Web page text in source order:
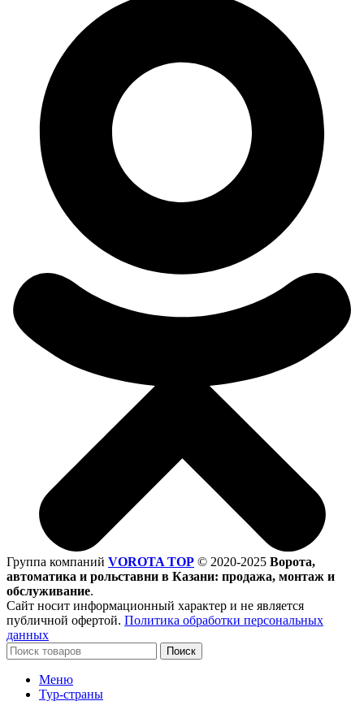
Группа компаний VOROTA TOP © 2020-2025 Ворота,
автоматика и рольставни в Казани: продажа, монтаж и
обслуживание.
Сайт носит информационный характер и не является
публичной офертой. Политика обработки персональных
данных
Поиск
Меню
Тур-страны